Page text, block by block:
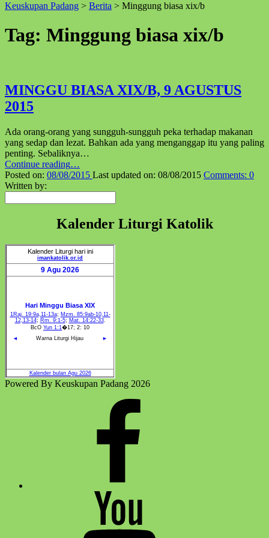
↑
Keuskupan Padang > Berita > Minggung biasa xix/b
Tag: Minggung biasa xix/b
MINGGU BIASA XIX/B, 9 AGUSTUS
2015
Ada orang-orang yang sungguh-sungguh peka terhadap makanan
yang sedap dan lezat. Bahkan ada yang menganggap itu yang paling
penting. Sebaliknya…
Continue reading“MINGGU
BIASA
AGUSTUS
2015”
…
Posted on: 08/08/2015 Last updated on: 08/08/2015 Comments: 0
Written by:
Kalender Liturgi Katolik
Powered By Keuskupan Padang 2026